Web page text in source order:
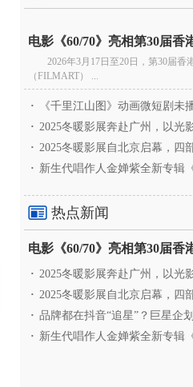
2026年3月17日至20日，第30届香
（FILMART） ...
·
《千里江山图》动画微短剧未播先
· 2025冬暖影展奔赴广州，以光
· 2025冬暖影展自北京启幕，四部国产
· 新生代唱作人金婵紫全新专辑《叙章
热点新闻
· 2025冬暖影展奔赴广州，以光
· 2025冬暖影展自北京启幕，四部国产
· 品牌都在抖音“追星”？巨星企划3.0
· 新生代唱作人金婵紫全新专辑《叙章